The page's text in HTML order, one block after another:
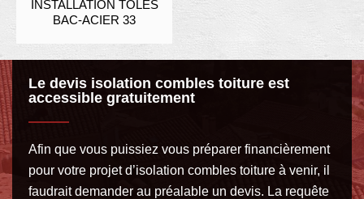
INSTALLATION TOLES
BAC-ACIER 33
Le devis isolation combles toiture est
accessible gratuitement
Afin que vous puissiez vous préparer financièrement
pour votre projet d’isolation combles toiture à venir, il
faudrait demander au préalable un devis. La requête